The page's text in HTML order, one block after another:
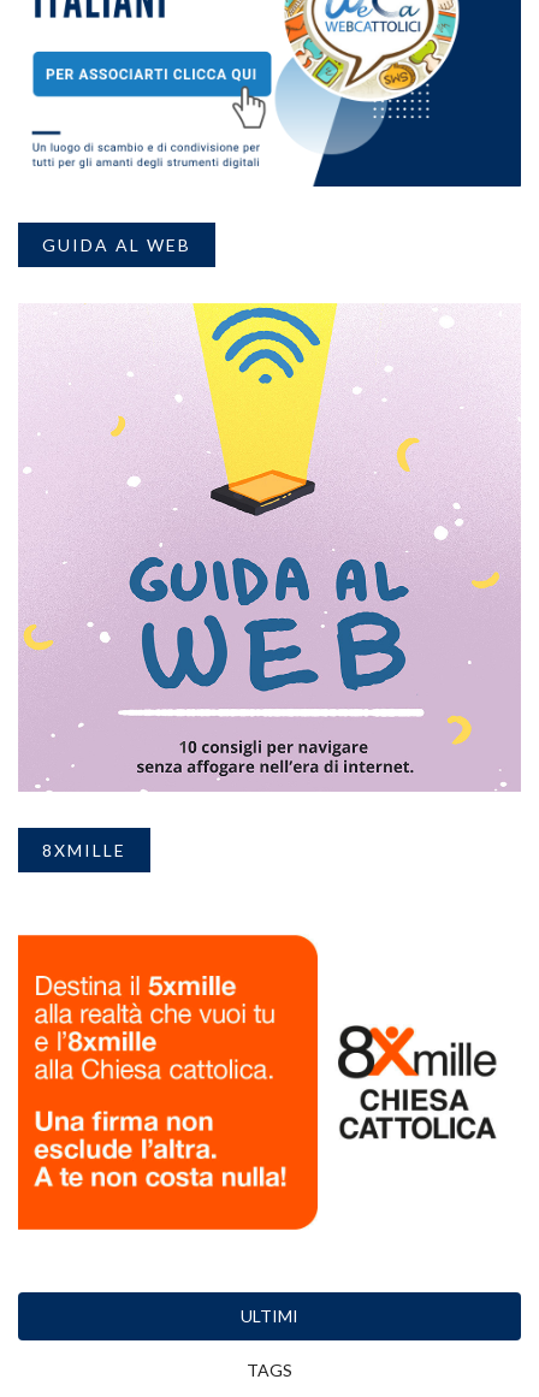
GUIDA AL WEB
8XMILLE
ULTIMI
TAGS